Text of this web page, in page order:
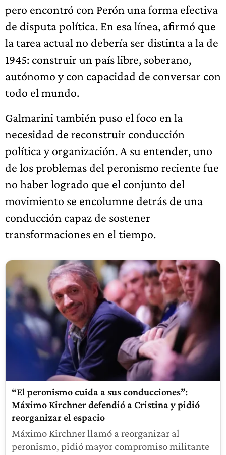
pero encontró con Perón una forma efectiva
de disputa política. En esa línea, afirmó que
la tarea actual no debería ser distinta a la de
1945: construir un país libre, soberano,
autónomo y con capacidad de conversar con
todo el mundo.
Galmarini también puso el foco en la
necesidad de reconstruir conducción
política y organización. A su entender, uno
de los problemas del peronismo reciente fue
no haber logrado que el conjunto del
movimiento se encolumne detrás de una
conducción capaz de sostener
transformaciones en el tiempo.
“El peronismo cuida a sus conducciones”:
Máximo Kirchner defendió a Cristina y pidió
reorganizar el espacio
Máximo Kirchner llamó a reorganizar al
peronismo, pidió mayor compromiso militante